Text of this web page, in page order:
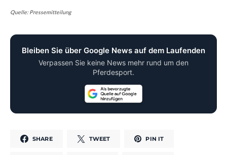
Quelle: Pressemitteilung
Bleiben Sie über Google News auf dem Laufenden
Verpassen Sie keine News mehr rund um den
Pferdesport.
SHARE TWEET PIN IT